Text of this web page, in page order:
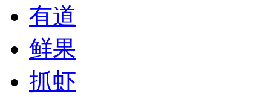
有道
鲜果
抓虾